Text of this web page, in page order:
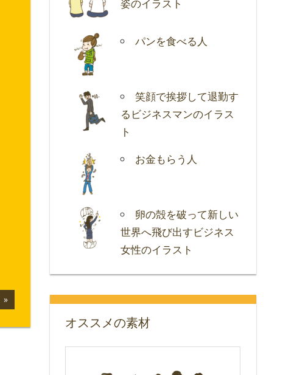
姿のイラスト
パンを食べる人
笑顔で挨拶して退勤す
るビジネスマンのイラス
ト
お金もらう人
卵の殻を破って新しい
世界へ飛び出すビジネス
女性のイラスト
オススメの素材